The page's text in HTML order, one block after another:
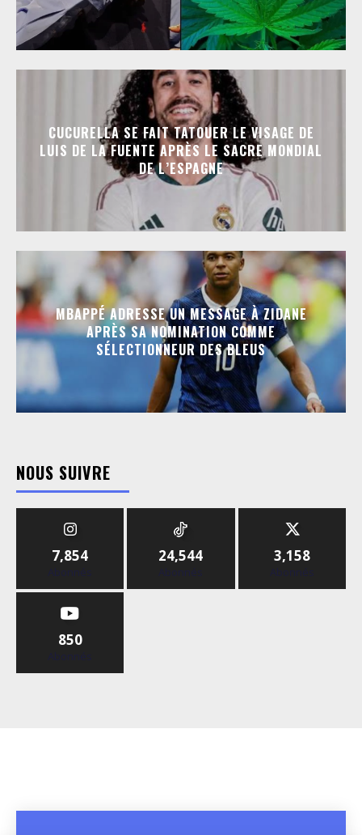
CUCURELLA SE FAIT TATOUER LE VISAGE DE
LUIS DE LA FUENTE APRÈS LE SACRE MONDIAL
DE L’ESPAGNE
MBAPPÉ ADRESSE UN MESSAGE À ZIDANE
APRÈS SA NOMINATION COMME
SÉLECTIONNEUR DES BLEUS
NOUS SUIVRE
7,854
Abonnés
24,544
Abonnés
3,158
Abonnés
850
Abonnés